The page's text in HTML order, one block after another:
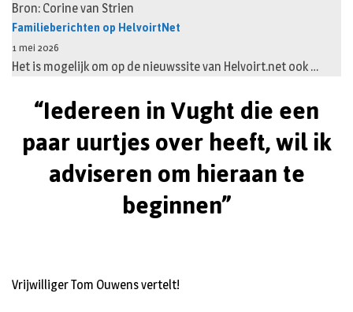
Bron: Corine van Strien
Familieberichten op HelvoirtNet
1 mei 2026
Het is mogelijk om op de nieuwssite van Helvoirt.net ook …
“Iedereen in Vught die een
paar uurtjes over heeft, wil ik
adviseren om hieraan te
beginnen”
Vrijwilliger Tom Ouwens vertelt!